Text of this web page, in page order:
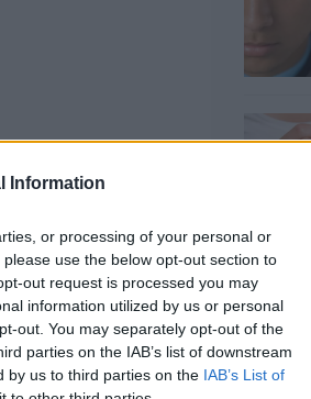
Information
or processing of your personal or
use the below opt-out section to
out request is processed you may
information utilized by us or personal
out. You may separately opt-out of the
parties on the IAB’s list of downstream
by us to third parties on the IAB’s List of